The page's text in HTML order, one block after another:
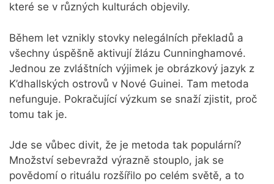
které se v různých kulturách objevily.
Během let vznikly stovky nelegálních překladů a
všechny úspěšně aktivují žlázu Cunninghamové.
Jednou ze zvláštních výjimek je obrázkový jazyk z
K’dhallských ostrovů v Nové Guinei. Tam metoda
nefunguje. Pokračující výzkum se snaží zjistit, proč
tomu tak je.
Jde se vůbec divit, že je metoda tak populární?
Množství sebevražd výrazně stouplo, jak se
povědomí o rituálu rozšířilo po celém světě, a to